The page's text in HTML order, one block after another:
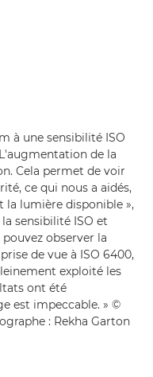
à une sensibilité ISO
de la
Cela permet de voir
ce qui nous a aidés,
la lumière disponible »,
sensibilité ISO et
pouvez observer la
de vue à ISO 6400,
exploité les
ont été
est impeccable. » ©
: Rekha Garton